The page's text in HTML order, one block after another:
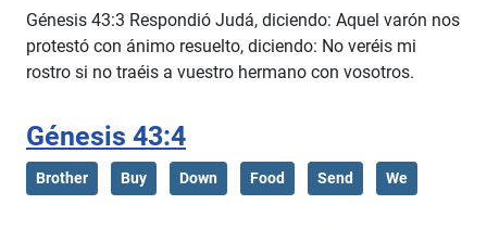
Génesis 43:3 Respondió Judá, diciendo: Aquel varón nos
protestó con ánimo resuelto, diciendo: No veréis mi
rostro si no traéis a vuestro hermano con vosotros.
Génesis 43:4
Brother Buy Down Food Send We